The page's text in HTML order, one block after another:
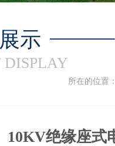
示
DISPLAY
所在的位置：
10KV绝缘座式